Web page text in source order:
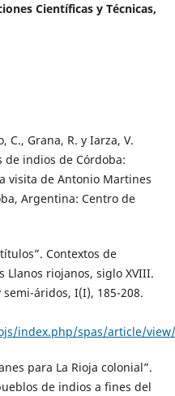
Científicas y Técnicas,
C., Grana, R. y Iarza, V.
de indios de Córdoba:
visita de Antonio Martines
Argentina: Centro de
Contextos de
riojanos, siglo XVIII.
áridos, I(I), 185-208.
index.php/spas/article/
para La Rioja colonial”.
de indios a fines del